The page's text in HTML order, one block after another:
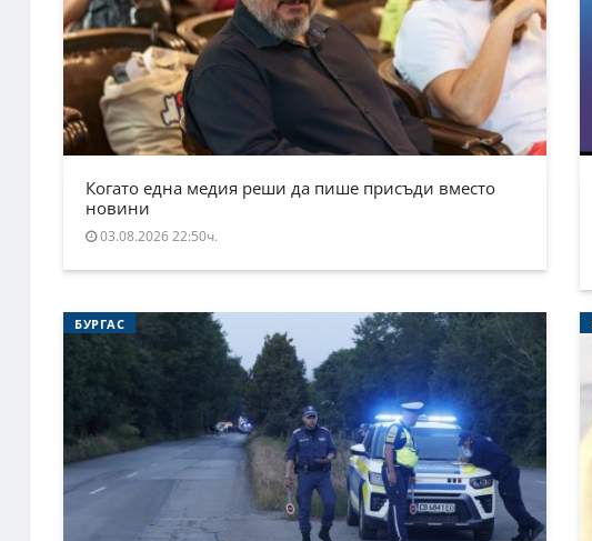
Когато една медия реши да пише присъди вместо
новини
03.08.2026 22:50ч.
БУРГАС